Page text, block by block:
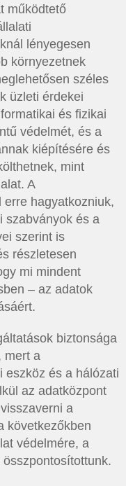
működtető
lényegesen
környezetnek
széles
üzleti érdekei
és fizikai
védelmét, és a
kiépítésére és
mint
A
hagyatkozniuk,
szabványok és a
szerint is
részletesen
mi mindent
– az adatok
biztonsága
mert a
eszköz és a hálózati
az adatközpont
a
következőkben
védelmére, a